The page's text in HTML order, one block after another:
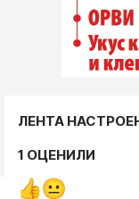
ЛЕНТА
1 ОЦЕНИЛИ